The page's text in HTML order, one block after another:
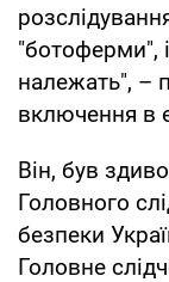
"ботоферми",
належать", –
включення в
Він, був
Головного
безпеки
Головне